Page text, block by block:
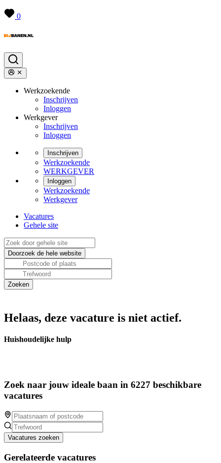
0
Werkzoekende
Inschrijven
Inloggen
Werkgever
Inschrijven
Inloggen
Inschrijven
Werkzoekende
WERKGEVER
Inloggen
Werkzoekende
Werkgever
Vacatures
Gehele site
Helaas, deze vacature is niet actief.
Huishoudelijke hulp
Zoek naar jouw ideale baan in 6227 beschikbare
vacatures
Vacatures zoeken
Gerelateerde vacatures